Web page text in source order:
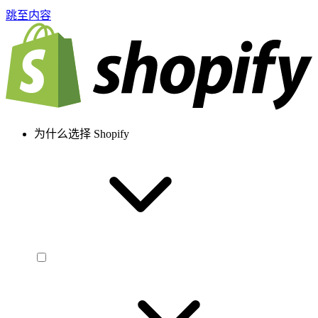
跳至内容
为什么选择 Shopify